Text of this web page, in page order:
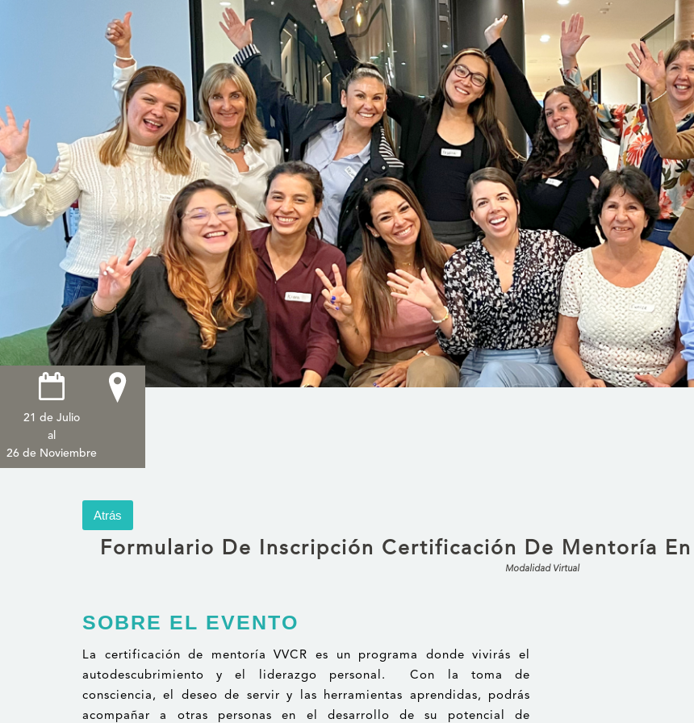
21 de Julio
al
26 de Noviembre
Atrás
Formulario De Inscripción Certificación De Mentoría
Modalidad Virtual
SOBRE EL EVENTO
La certificación de mentoría VVCR es un programa donde vivirás el
autodescubrimiento y el liderazgo personal. Con la toma de
consciencia, el deseo de servir y las herramientas aprendidas, podrás
acompañar a otras personas en el desarrollo de su potencial de